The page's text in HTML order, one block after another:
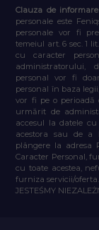
Clauza de
personale este
personale vor fi
temeiul art. 6 sec. 1
cu caracter
administratorului,
personal vor fi
personal în baza
vor fi pe o
urmărit de
accesul la datele
acestora sau de a
plângere la adresa
Caracter Personal,
cu toate acestea,
furniza servicii/oferta.
JESTEŚMY